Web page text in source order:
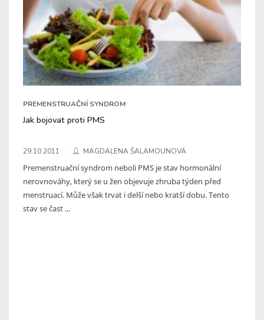
PREMENSTRUAČNÍ SYNDROM
Jak bojovat proti PMS
29.10.2011 MAGDALENA ŠALAMOUNOVÁ
Premenstruační syndrom neboli PMS je stav hormonální
nerovnováhy, který se u žen objevuje zhruba týden před
menstruací. Může však trvat i delší nebo kratší dobu. Tento
stav se čast ...